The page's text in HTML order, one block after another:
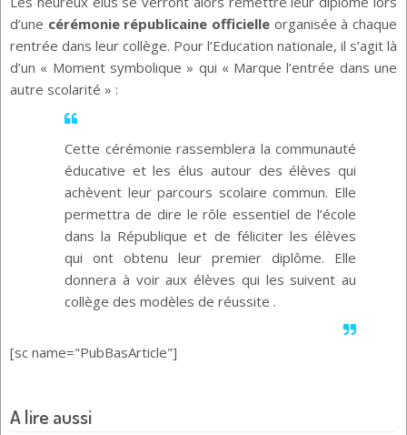
d’une cérémonie républicaine officielle organisée à chaque
rentrée dans leur collège. Pour l’Education nationale, il s’agit là
d’un « Moment symbolique » qui « Marque l’entrée dans une
autre scolarité » :
Cette cérémonie rassemblera la communauté
éducative et les élus autour des élèves qui
achèvent leur parcours scolaire commun. Elle
permettra de dire le rôle essentiel de l’école
dans la République et de féliciter les élèves
qui ont obtenu leur premier diplôme. Elle
donnera à voir aux élèves qui les suivent au
collège des modèles de réussite .
[sc name="PubBasArticle"]
A lire aussi